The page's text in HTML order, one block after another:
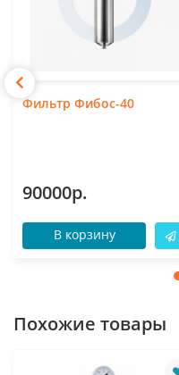
Фильтр Фибос-40
90000р.
В корзину
Похожие товары